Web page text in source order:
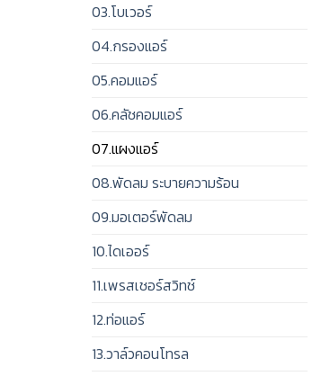
03.โบเวอร์
04.กรองแอร์
05.คอมแอร์
06.คลัชคอมแอร์
07.แผงแอร์
08.พัดลม ระบายความร้อน
09.มอเตอร์พัดลม
10.ไดเออร์
11.เพรสเชอร์สวิทช์
12.ท่อแอร์
13.วาล์วคอนโทรล